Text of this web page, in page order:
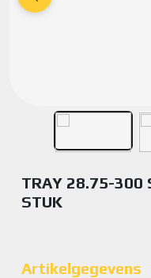
TRAY 28.75-300
STUK
Artikelgegevens